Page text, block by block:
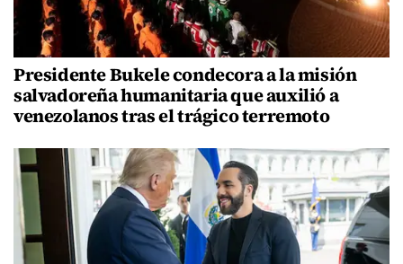
Presidente Bukele condecora a la misión
salvadoreña humanitaria que auxilió a
venezolanos tras el trágico terremoto